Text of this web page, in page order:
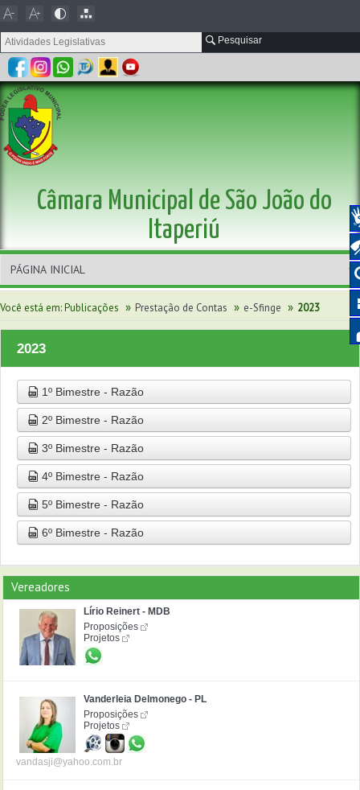
Pesquisar
Câmara Municipal de São João do
Itaperiú
Você está em:Publicações » Prestação de Contas » e-Sfinge » 2023
2023
1º Bimestre - Razão
2º Bimestre - Razão
3º Bimestre - Razão
4º Bimestre - Razão
5º Bimestre - Razão
6º Bimestre - Razão
Vereadores
Lírio Reinert - MDB
Proposições
Projetos
Vanderleia Delmonego - PL
Proposições
Projetos
vandasji@yahoo.com.br